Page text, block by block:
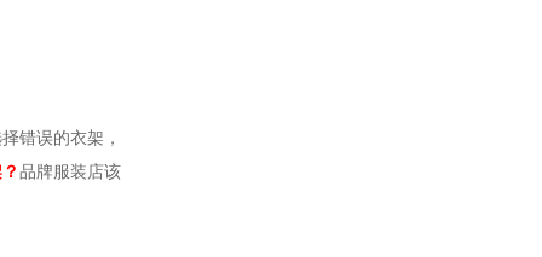
错误的衣架，
？ 品牌服装店该